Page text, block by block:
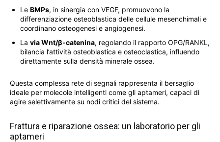
Le BMPs, in sinergia con VEGF, promuovono la
differenziazione osteoblastica delle cellule mesenchimali e
coordinano osteogenesi e angiogenesi.
La via Wnt/β-catenina, regolando il rapporto OPG/RANKL,
bilancia l’attività osteoblastica e osteoclastica, influendo
direttamente sulla densità minerale ossea.
Questa complessa rete di segnali rappresenta il bersaglio
ideale per molecole intelligenti come gli aptameri, capaci di
agire selettivamente su nodi critici del sistema.
Frattura e riparazione ossea: un laboratorio per gli
aptameri